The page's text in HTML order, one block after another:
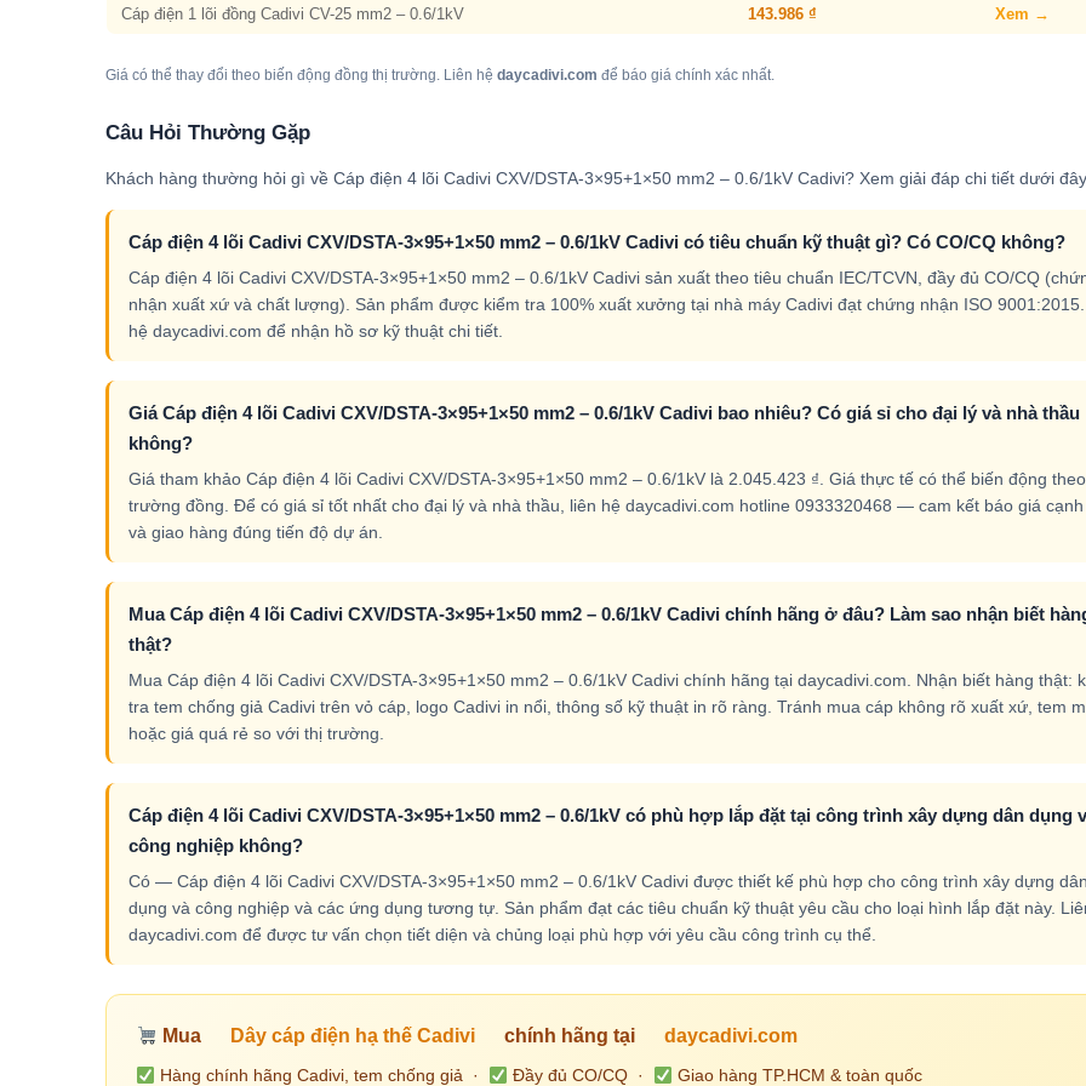
Cáp điện 1 lõi đồng Cadivi CV-25 mm2 – 0.6/1kV 143.986 ₫ Xem →
Giá có thể thay đổi theo biến động đồng thị trường. Liên hệ daycadivi.com để báo giá chính xác nhất.
Câu Hỏi Thường Gặp
Khách hàng thường hỏi gì về Cáp điện 4 lõi Cadivi CXV/DSTA-3×95+1×50 mm2 – 0.6/1kV Cadivi? Xem giải đáp chi tiết dưới
Cáp điện 4 lõi Cadivi CXV/DSTA-3×95+1×50 mm2 – 0.6/1kV Cadivi có tiêu chuẩn kỹ thuật gì? Có CO/CQ không?
Cáp điện 4 lõi Cadivi CXV/DSTA-3×95+1×50 mm2 – 0.6/1kV Cadivi sản xuất theo tiêu chuẩn IEC/TCVN, đầy đủ CO/CQ
nhận xuất xứ và chất lượng). Sản phẩm được kiểm tra 100% xuất xưởng tại nhà máy Cadivi đạt chứng nhận ISO
hệ daycadivi.com để nhận hồ sơ kỹ thuật chi tiết.
Giá Cáp điện 4 lõi Cadivi CXV/DSTA-3×95+1×50 mm2 – 0.6/1kV Cadivi bao nhiêu? Có giá sỉ cho đại lý và nhà thầu
không?
Giá tham khảo Cáp điện 4 lõi Cadivi CXV/DSTA-3×95+1×50 mm2 – 0.6/1kV là 2.045.423 ₫. Giá thực tế có thể biến động
trường đồng. Để có giá sỉ tốt nhất cho đại lý và nhà thầu, liên hệ daycadivi.com hotline 0933320468 — cam kết báo giá
và giao hàng đúng tiến độ dự án.
Mua Cáp điện 4 lõi Cadivi CXV/DSTA-3×95+1×50 mm2 – 0.6/1kV Cadivi chính hãng ở đâu? Làm sao nhận biết
thật?
Mua Cáp điện 4 lõi Cadivi CXV/DSTA-3×95+1×50 mm2 – 0.6/1kV Cadivi chính hãng tại daycadivi.com. Nhận biết hàng thật:
tra tem chống giả Cadivi trên vỏ cáp, logo Cadivi in nổi, thông số kỹ thuật in rõ ràng. Tránh mua cáp không rõ xuất xứ, tem
hoặc giá quá rẻ so với thị trường.
Cáp điện 4 lõi Cadivi CXV/DSTA-3×95+1×50 mm2 – 0.6/1kV có phù hợp lắp đặt tại công trình xây dựng dân dụng
công nghiệp không?
Có — Cáp điện 4 lõi Cadivi CXV/DSTA-3×95+1×50 mm2 – 0.6/1kV Cadivi được thiết kế phù hợp cho công trình xây dựng dân
dụng và công nghiệp và các ứng dụng tương tự. Sản phẩm đạt các tiêu chuẩn kỹ thuật yêu cầu cho loại hình lắp đặt này.
daycadivi.com để được tư vấn chọn tiết diện và chủng loại phù hợp với yêu cầu công trình cụ thể.
Mua Dây cáp điện hạ thế Cadivi chính hãng tại daycadivi.com
Hàng chính hãng Cadivi, tem chống giả · Đầy đủ CO/CQ · Giao hàng TP.HCM & toàn quốc